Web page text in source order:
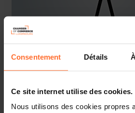
Consentement Détails
Ce site internet utilise des cookies.
Nous utilisons des cookies propres
You are starting a business from
existing one in Luxembourg? Let’s
point of contact for entrepreneurs.